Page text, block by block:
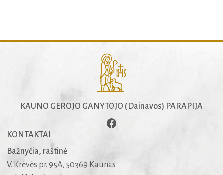
KAUNO GEROJO GANYTOJO (Dainavos) PARAPIJA
KONTAKTAI
Bažnyčia, raštinė
V. Krėvės pr. 95A, 50369 Kaunas